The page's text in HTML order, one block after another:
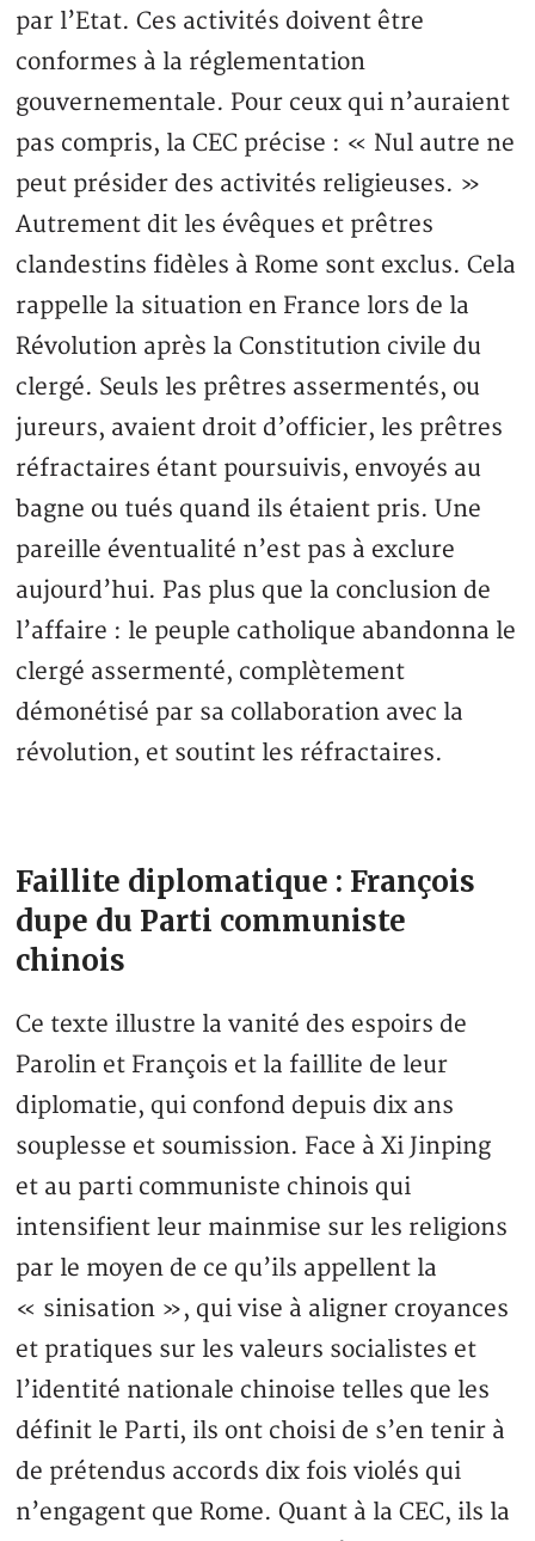
par l’Etat. Ces activités doivent être
conformes à la réglementation
gouvernementale. Pour ceux qui n’auraient
pas compris, la CEC précise : « Nul autre ne
peut présider des activités religieuses. »
Autrement dit les évêques et prêtres
clandestins fidèles à Rome sont exclus. Cela
rappelle la situation en France lors de la
Révolution après la Constitution civile du
clergé. Seuls les prêtres assermentés, ou
jureurs, avaient droit d’officier, les prêtres
réfractaires étant poursuivis, envoyés au
bagne ou tués quand ils étaient pris. Une
pareille éventualité n’est pas à exclure
aujourd’hui. Pas plus que la conclusion de
l’affaire : le peuple catholique abandonna le
clergé assermenté, complètement
démonétisé par sa collaboration avec la
révolution, et soutint les réfractaires.
Faillite diplomatique : François
dupe du Parti communiste
chinois
Ce texte illustre la vanité des espoirs de
Parolin et François et la faillite de leur
diplomatie, qui confond depuis dix ans
souplesse et soumission. Face à Xi Jinping
et au parti communiste chinois qui
intensifient leur mainmise sur les religions
par le moyen de ce qu’ils appellent la
« sinisation », qui vise à aligner croyances
et pratiques sur les valeurs socialistes et
l’identité nationale chinoise telles que les
définit le Parti, ils ont choisi de s’en tenir à
de prétendus accords dix fois violés qui
n’engagent que Rome. Quant à la CEC, ils la